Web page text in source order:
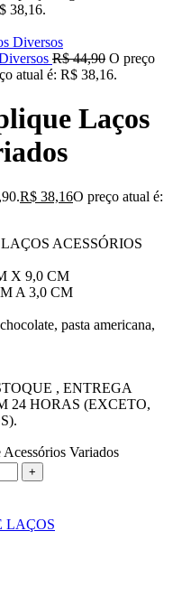
38,16.
R$44,90 O preço
atual é: R$ 38,16.
Laços
R$ 38,16O preço atual é:
ACESSÓRIOS
X 9,0 CM
A 3,0 CM
pasta americana,
, ENTREGA
24 HORAS (EXCETO,
Variados
LAÇOS